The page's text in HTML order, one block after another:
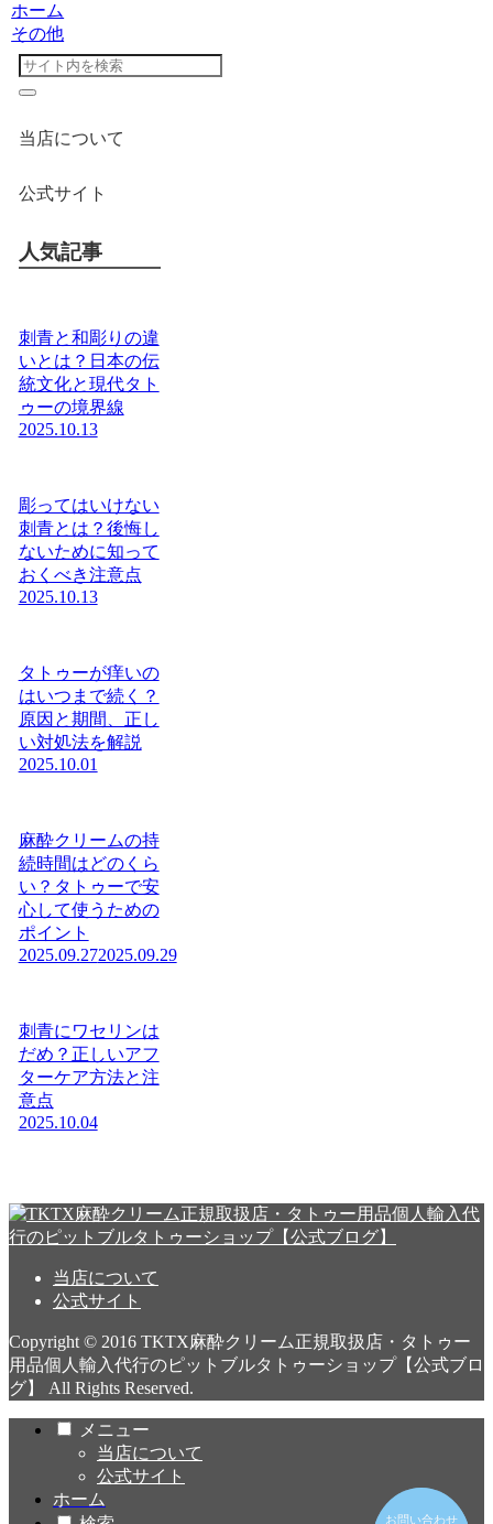
ホーム
その他
当店について
公式サイト
人気記事
刺青と和彫りの違
いとは？日本の伝
統文化と現代タト
ゥーの境界線
2025.10.13
彫ってはいけない
刺青とは？後悔し
ないために知って
おくべき注意点
2025.10.13
タトゥーが痒いの
はいつまで続く？
原因と期間、正し
い対処法を解説
2025.10.01
麻酔クリームの持
続時間はどのくら
い？タトゥーで安
心して使うための
ポイント
2025.09.272025.09.29
刺青にワセリンは
だめ？正しいアフ
ターケア方法と注
意点
2025.10.04
お問い合わせ
お問い合わせ
当店について
公式サイト
Copyright © 2016 TKTX麻酔クリーム正規取扱店・タトゥー
用品個人輸入代行のピットブルタトゥーショップ【公式ブロ
グ】 All Rights Reserved.
メニュー
当店について
公式サイト
ホーム